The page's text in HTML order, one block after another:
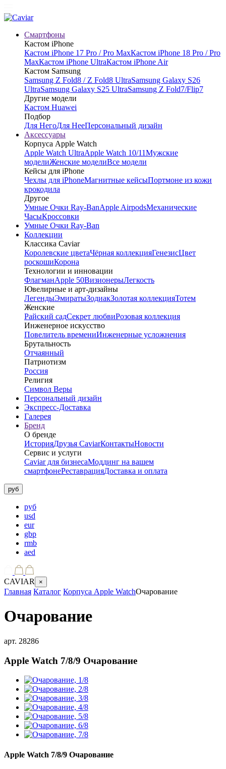
Смартфоны
Кастом iPhone
Кастом iPhone 17 Pro / Pro MaxКастом iPhone 18 Pro / Pro
MaxКастом iPhone UltraКастом iPhone Air
Кастом Samsung
Samsung Z Fold8 / Z Fold8 UltraSamsung Galaxy S26
UltraSamsung Galaxy S25 UltraSamsung Z Fold7/Flip7
Другие модели
Кастом Huawei
Подбор
Для НегоДля НееПерсональный дизайн
Аксессуары
Корпуса Apple Watch
Apple Watch UltraApple Watch 10/11Мужские
моделиЖенские моделиВсе модели
Кейсы для iPhone
Чехлы для iPhoneМагнитные кейсыПортмоне из кожи
крокодила
Другое
Умные Очки Ray-BanApple AirpodsМеханические
ЧасыКроссовки
Умные Очки Ray-Ban
Коллекции
Классика Caviar
Королевские цветаЧёрная коллекцияГенезисЦвет
роскошиКорона
Технологии и инновации
ФлагманApple 50ВизионерыЛегкость
Ювелирные и арт-дизайны
ЛегендыЭмиратыЗодиакЗолотая коллекцияТотем
Женские
Райский садСекрет любвиРозовая коллекция
Инженерное искусство
Повелитель времениИнженерные усложнения
Брутальность
Отчаянный
Патриотизм
Россия
Религия
Символ Веры
Персональный дизайн
Экспресс-Доставка
Галерея
Бренд
О бренде
ИсторияДрузья CaviarКонтактыНовости
Сервис и услуги
Caviar для бизнесаМоддинг на вашем
смартфонеРеставрацияДоставка и оплата
руб
руб
usd
eur
gbp
rmb
aed
CAVIAR ×
Главная Каталог Корпуса Apple WatchОчарование
Очарование
арт. 28286
Apple Watch 7/8/9 Очарование
Apple Watch 7/8/9 Очарование